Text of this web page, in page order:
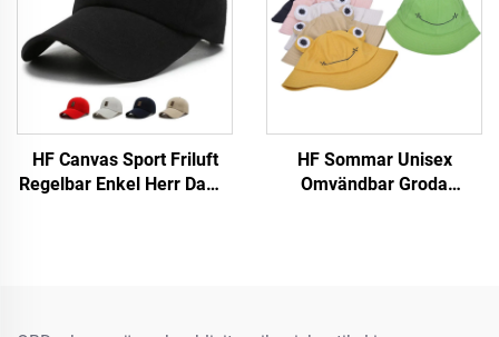
HF Canvas Sport Friluft
Regelbar Enkel Herr Dams
HF Sommar Unisex
Omvändbar Groda